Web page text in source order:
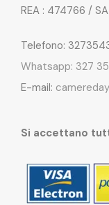
REA : 474766 / SA
Telefono:
Whatsapp: 327
E-mail:
Si accettano